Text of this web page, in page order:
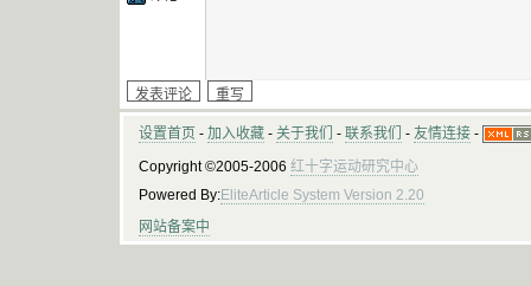
设置首页 - 加入收藏 - 关于我们 - 联系我们 - 友情连接 -
Copyright ©2005-2006 红十字运动研究中心
Powered By:EliteArticle System Version 2.20
网站备案中